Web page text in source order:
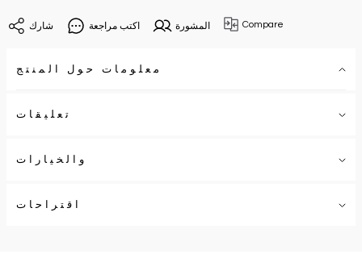
شارك اكتب مراجعة المشورة Compare
معلومات حول المنتج
تعليقات
والخيارات
اقتراحات